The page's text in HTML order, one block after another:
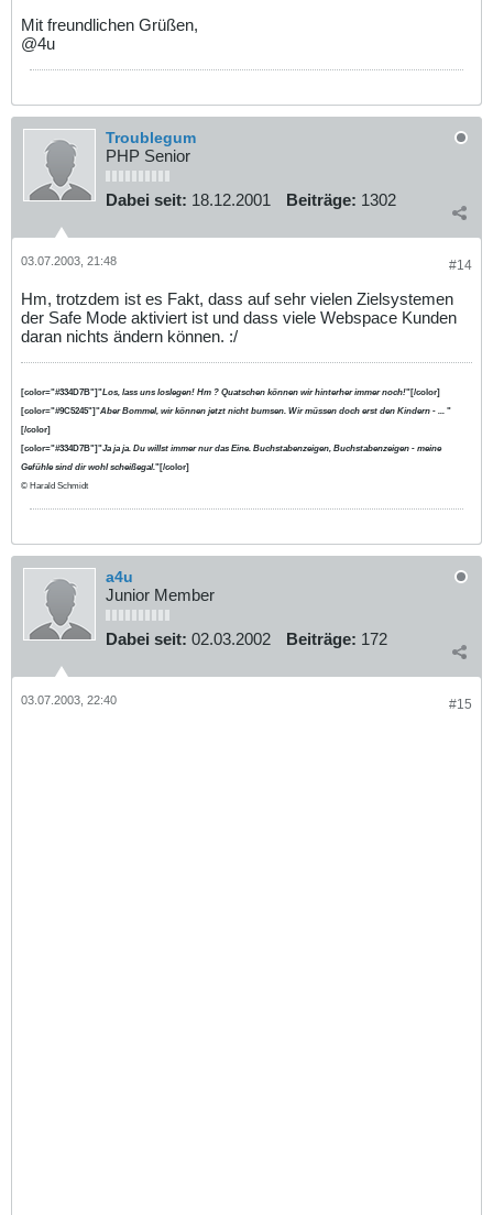
Mit freundlichen Grüßen,
@4u
Troublegum
PHP Senior
Dabei seit: 18.12.2001 Beiträge: 1302
#14
03.07.2003, 21:48
Hm, trotzdem ist es Fakt, dass auf sehr vielen Zielsystemen
der Safe Mode aktiviert ist und dass viele Webspace Kunden
daran nichts ändern können. :/
[color="#334D7B"]"Los, lass uns loslegen! Hm ? Quatschen können wir hinterher immer noch!"[/color]
[color="#9C5245"]"Aber Bommel, wir können jetzt nicht bumsen. Wir müssen doch erst den Kindern - ... "
[/color]
[color="#334D7B"]"Ja ja ja. Du willst immer nur das Eine. Buchstabenzeigen, Buchstabenzeigen - meine
Gefühle sind dir wohl scheißegal."[/color]
© Harald Schmidt
a4u
Junior Member
Dabei seit: 02.03.2002 Beiträge: 172
#15
03.07.2003, 22:40